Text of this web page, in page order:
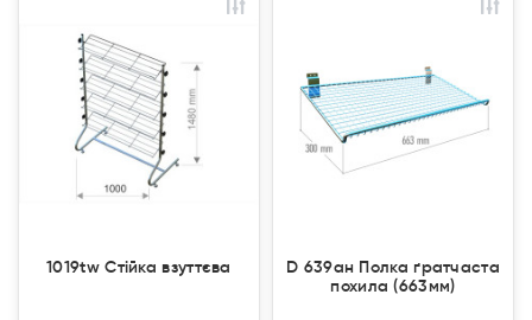
1019tw Стійка взуттєва
D 639aн Полка ґратчаста
похила (663мм)